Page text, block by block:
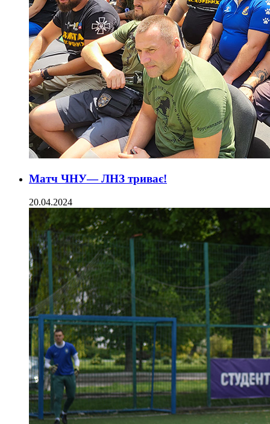
Матч ЧНУ— ЛНЗ триває!
20.04.2024